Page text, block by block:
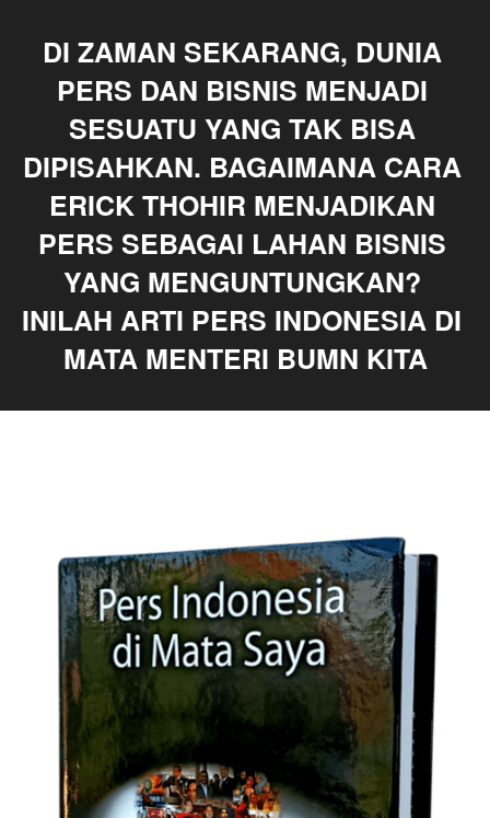
DI ZAMAN SEKARANG, DUNIA
PERS DAN BISNIS MENJADI
SESUATU YANG TAK BISA
DIPISAHKAN. BAGAIMANA CARA
ERICK THOHIR MENJADIKAN
PERS SEBAGAI LAHAN BISNIS
YANG MENGUNTUNGKAN?
INILAH ARTI PERS INDONESIA DI
MATA MENTERI BUMN KITA